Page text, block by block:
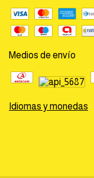
Medios de envío
Idiomas y monedas